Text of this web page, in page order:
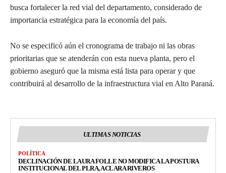
busca fortalecer la red vial del departamento, considerado de
importancia estratégica para la economía del país.
No se especificó aún el cronograma de trabajo ni las obras
prioritarias que se atenderán con esta nueva planta, pero el
gobierno aseguró que la misma está lista para operar y que
contribuirá al desarrollo de la infraestructura vial en Alto Paraná.
ULTIMAS NOTICIAS
POLÍTICA
DECLINACIÓN DE LAURA FOLLE NO MODIFICA LA POSTURA
INSTITUCIONAL DEL PLRA, ACLARA RIVEROS